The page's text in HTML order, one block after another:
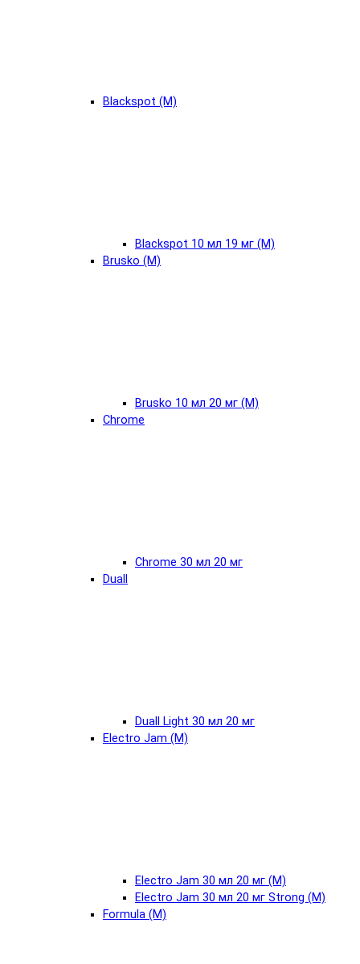
Blackspot (М)
Blackspot 10 мл 19 мг (М)
Brusko (М)
Brusko 10 мл 20 мг (М)
Chrome
Chrome 30 мл 20 мг
Duall
Duall Light 30 мл 20 мг
Electro Jam (М)
Electro Jam 30 мл 20 мг (М)
Electro Jam 30 мл 20 мг Strong (М)
Formula (М)